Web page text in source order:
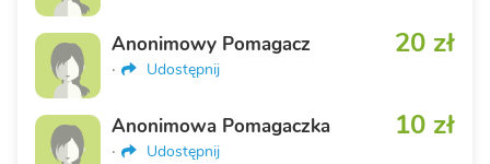
20 zł
Anonimowy Pomagacz
· Udostępnij
10 zł
Anonimowa Pomagaczka
· Udostępnij